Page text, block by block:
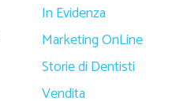
In Evidenza
Marketing OnLine
Storie di Dentisti
Vendita